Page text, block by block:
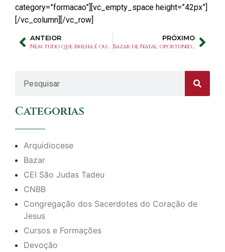
category=”formacao”][vc_empty_space height=”42px”]
[/vc_column][/vc_row]
ANTEIOR
Nem tudo que brilha é ouro!
PRÓXIMO
Bazar de Natal: oportunidade de economizar e ajudar quem precisa
Categorias
Arquidiocese
Bazar
CEI São Judas Tadeu
CNBB
Congregação dos Sacerdotes do Coração de
Jesus
Cursos e Formações
Devoção